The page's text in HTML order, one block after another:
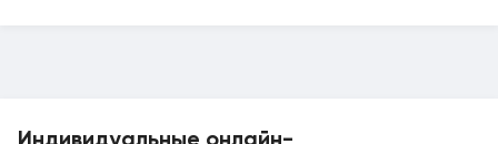
Индивидуальные онлайн-